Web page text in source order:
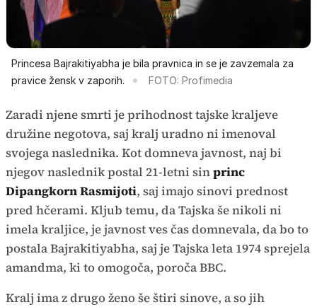
Princesa Bajrakitiyabha je bila pravnica in se je zavzemala za
pravice žensk v zaporih.
FOTO: Profimedia
Zaradi njene smrti je prihodnost tajske kraljeve
družine negotova, saj kralj uradno ni imenoval
svojega naslednika. Kot domneva javnost, naj bi
njegov naslednik postal 21-letni sinprinc
Dipangkorn Rasmijoti, saj imajo sinovi prednost
pred hčerami. Kljub temu, da Tajska še nikoli ni
imela kraljice, je javnost ves čas domnevala, da bo to
postala Bajrakitiyabha, saj je Tajska leta 1974 sprejela
amandma, ki to omogoča, poroča BBC.
Kralj ima z drugo ženo še štiri sinove, a so jih